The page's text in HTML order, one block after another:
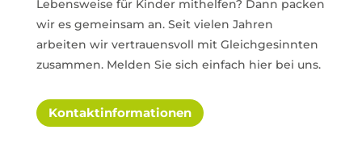
Lebensweise für Kinder mithelfen? Dann packen
wir es gemeinsam an. Seit vielen Jahren
arbeiten wir vertrauensvoll mit Gleichgesinnten
zusammen. Melden Sie sich einfach hier bei uns.
Kontaktinformationen